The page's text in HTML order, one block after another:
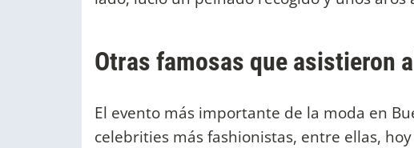
Otras famosas que asistieron
El evento más importante de la moda en
celebrities más fashionistas, entre ellas,